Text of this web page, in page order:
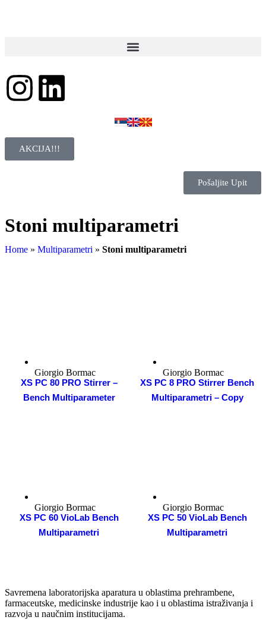
AKCIJA!!!
Pošaljite Upit
Stoni multiparametri
Home » Multiparametri » Stoni multiparametri
Giorgio Bormac
XS PC 80 PRO Stirrer –
Bench Multiparameter
Giorgio Bormac
XS PC 8 PRO Stirrer Bench
Multiparametri – Copy
Giorgio Bormac
XS PC 60 VioLab Bench
Multiparametri
Giorgio Bormac
XS PC 50 VioLab Bench
Multiparametri
Savremena laboratorijska aparatura u oblastima prehrambene,
farmaceutske, medicinske industrije kao i u oblastima istraživanja i
razvoja u naučnim institucijama.